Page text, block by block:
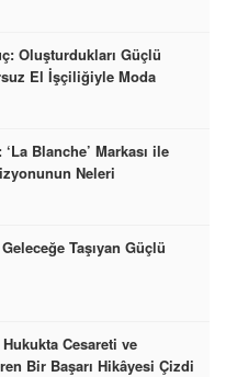
Oluşturdukları Güçlü
El İşçiliğiyle Moda
Blanche’ Markası ile
Neleri
Taşıyan Güçlü
Cesareti ve
Bir Başarı Hikâyesi Çizdi